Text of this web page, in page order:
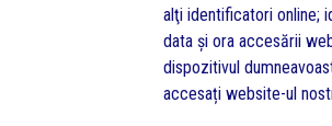
alţi identificatori online;
data și ora accesării
dispozitivul
accesați website-ul